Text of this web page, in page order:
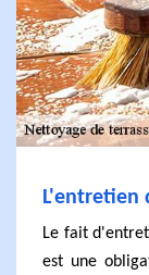
L'entretien
Le fait
est une